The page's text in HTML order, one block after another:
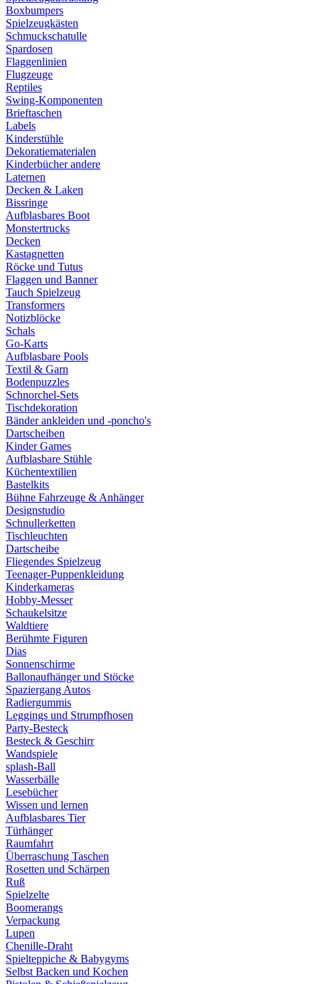
Boxbumpers
Spielzeugkästen
Schmuckschatulle
Spardosen
Flaggenlinien
Flugzeuge
Reptiles
Swing-Komponenten
Brieftaschen
Labels
Kinderstühle
Dekoratiematerialen
Kinderbücher andere
Laternen
Decken & Laken
Bissringe
Aufblasbares Boot
Monstertrucks
Decken
Kastagnetten
Röcke und Tutus
Flaggen und Banner
Tauch Spielzeug
Transformers
Notizblöcke
Schals
Go-Karts
Aufblasbare Pools
Textil & Garn
Bodenpuzzles
Schnorchel-Sets
Tischdekoration
Bänder ankleiden und -poncho's
Dartscheiben
Kinder Games
Aufblasbare Stühle
Küchentextilien
Bastelkits
Bühne Fahrzeuge & Anhänger
Designstudio
Schnullerketten
Tischleuchten
Dartscheibe
Fliegendes Spielzeug
Teenager-Puppenkleidung
Kinderkameras
Hobby-Messer
Schaukelsitze
Waldtiere
Berühmte Figuren
Dias
Sonnenschirme
Ballonaufhänger und Stöcke
Spaziergang Autos
Radiergummis
Leggings und Strumpfhosen
Party-Besteck
Besteck & Geschirr
Wandspiele
splash-Ball
Wasserbälle
Lesebücher
Wissen und lernen
Aufblasbares Tier
Türhänger
Raumfahrt
Überraschung Taschen
Rosetten und Schärpen
Ruß
Spielzelte
Boomerangs
Verpackung
Lupen
Chenille-Draht
Spielteppiche & Babygyms
Selbst Backen und Kochen